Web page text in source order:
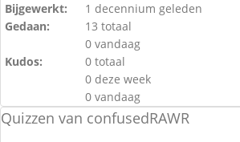
Bijgewerkt:
1 decennium geleden
Gedaan:
13 totaal
0 vandaag
Kudos:
0 totaal
0 deze week
0 vandaag
Quizzen van confusedRAWR